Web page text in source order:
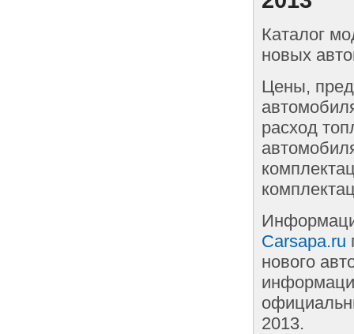
Каталог
новых
Цены,
расход
Carsapa.ru
нового
2013.